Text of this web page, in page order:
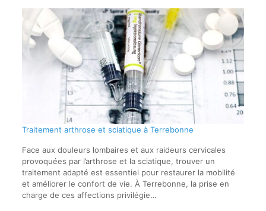
Traitement arthrose et sciatique à Terrebonne
Face aux douleurs lombaires et aux raideurs cervicales
provoquées par l’arthrose et la sciatique, trouver un
traitement adapté est essentiel pour restaurer la mobilité
et améliorer le confort de vie. À Terrebonne, la prise en
charge de ces affections privilégie…